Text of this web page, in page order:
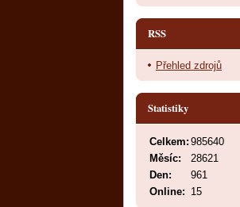
RSS
Přehled zdrojů
Statistiky
Online: 15
Celkem: 985640
Měsíc:
28621
Den:
961